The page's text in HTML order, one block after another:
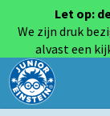
Let op:
We zijn druk
alvast een